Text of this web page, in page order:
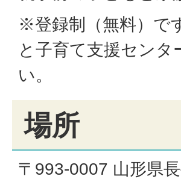
※登録制（無料）で
と子育て支援セン
い。
場所
〒993-0007 山形県